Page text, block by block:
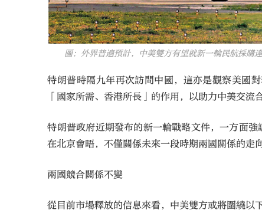
圖：外界普遍預計，中美雙方有望就新一輪民航採購達
特朗普時隔九年再次訪問中國，這亦是觀察美國
「國家所需、香港所長」的作用，以助力中美交流
特朗普政府近期發布的新一輪戰略文件，一方面
在北京會晤，不僅關係未來一段時期兩國關係的走
兩國競合關係不變
從目前市場釋放的信息來看，中美雙方或將圍繞以